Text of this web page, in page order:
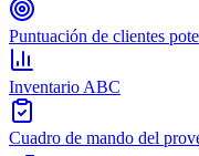
Puntuación de clientes
Inventario ABC
Cuadro de mando del